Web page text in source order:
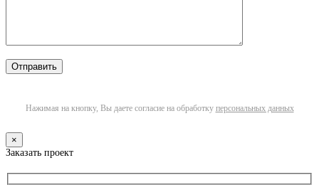
Нажимая на кнопку, Вы даете согласие на обработку персональных данных
×
Заказать проект